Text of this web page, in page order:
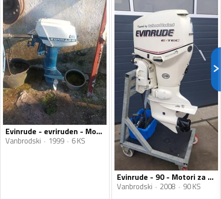
Evinrude - evriruden - Motori za plovila
Vanbrodski 1999 6 KS
Evinrude - 90 - Motori za plovila
Vanbrodski 2008 90 KS